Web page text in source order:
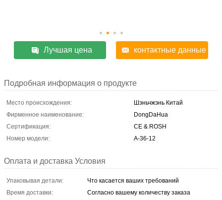
Лучшая цена контактные данные
Подробная информация о продукте
Место происхождения:
Шэньчжэнь Китай
Фирменное наименование:
DongDaHua
Сертификация:
CE & ROSH
Номер модели:
A-36-12
Оплата и доставка Условия
Упаковывая детали:
Что касается ваших требований
Время доставки:
Согласно вашему количеству заказа